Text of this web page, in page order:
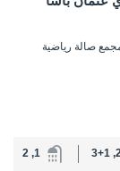
صالة رياضية
1, 2